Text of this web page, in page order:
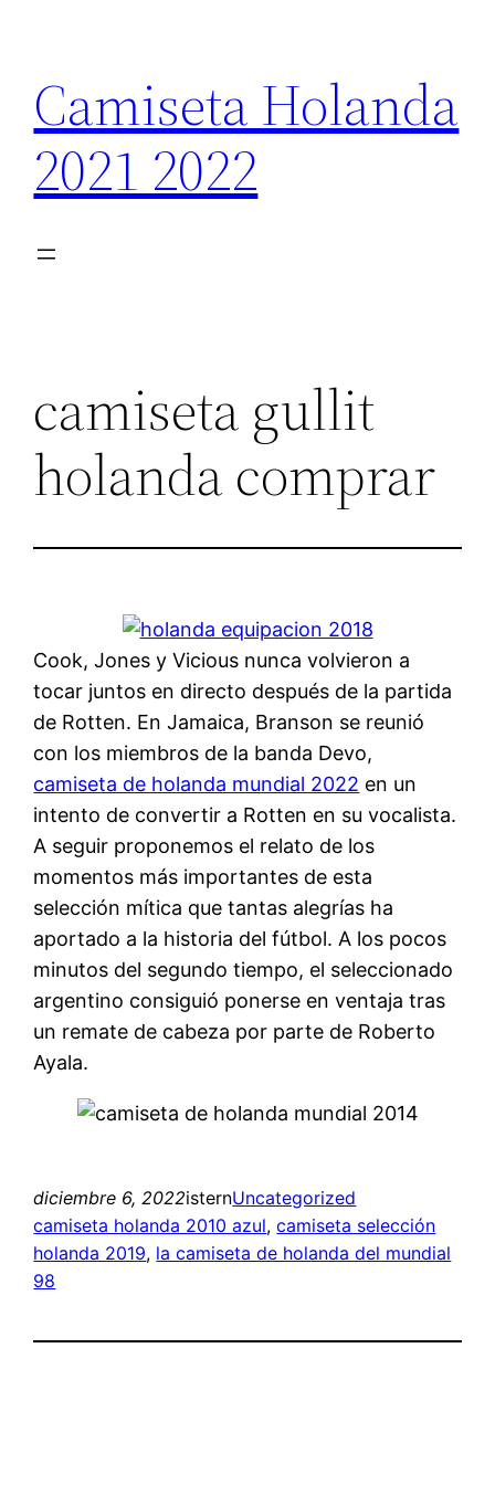
contenido
Camiseta Holanda
2021 2022
camiseta gullit
holanda comprar
Cook, Jones y Vicious nunca volvieron a
tocar juntos en directo después de la partida
de Rotten. En Jamaica, Branson se reunió
con los miembros de la banda Devo,
camiseta de holanda mundial 2022 en un
intento de convertir a Rotten en su vocalista.
A seguir proponemos el relato de los
momentos más importantes de esta
selección mítica que tantas alegrías ha
aportado a la historia del fútbol. A los pocos
minutos del segundo tiempo, el seleccionado
argentino consiguió ponerse en ventaja tras
un remate de cabeza por parte de Roberto
Ayala.
diciembre 6, 2022isternUncategorized
camiseta holanda 2010 azul, camiseta selección
holanda 2019, la camiseta de holanda del mundial
98